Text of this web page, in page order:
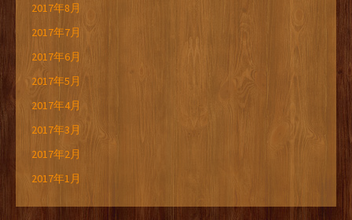
2017年8月
2017年7月
2017年6月
2017年5月
2017年4月
2017年3月
2017年2月
2017年1月